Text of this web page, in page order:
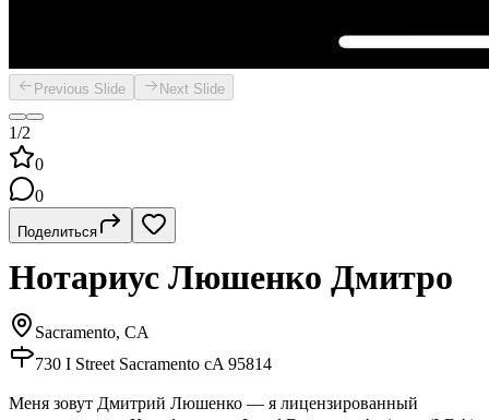
Previous Slide Next Slide
1/2
0
0
Поделиться
Нотариус Люшенко Дмитро
Sacramento, CA
730 I Street Sacramento cA 95814
Меня зовут Дмитрий Люшенко — я лицензированный